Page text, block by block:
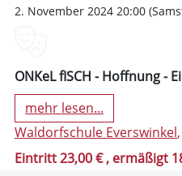
2. November 2024 20:00
ONKeL fISCH - Hoffnung -
mehr lesen...
Waldorfschule Everswinkel
Eintritt 23,00 €, ermäßigt